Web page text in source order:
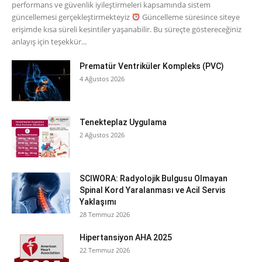
performans ve güvenlik iyileştirmeleri kapsamında sistem
güncellemesi gerçekleştirmekteyiz
Güncelleme süresince siteye
erişimde kısa süreli kesintiler yaşanabilir. Bu süreçte göstereceğiniz
anlayış için teşekkür...
Prematür Ventriküler Kompleks (PVC)
4 Ağustos 2026
Tenekteplaz Uygulama
2 Ağustos 2026
SCIWORA: Radyolojik Bulgusu Olmayan
Spinal Kord Yaralanması ve Acil Servis
Yaklaşımı
28 Temmuz 2026
Hipertansiyon AHA 2025
22 Temmuz 2026